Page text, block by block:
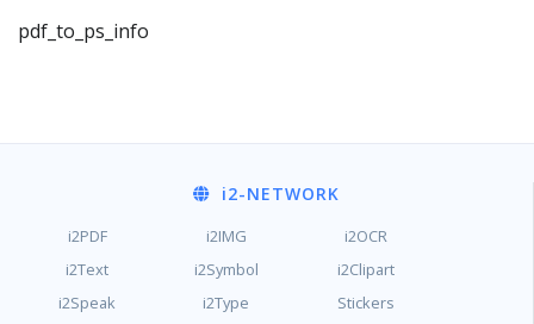
pdf_to_ps_info
i2-NETWORK
i2PDF i2IMG
i2OCR
i2Text
i2Symbol
i2Clipart
i2Speak
i2Type Stickers